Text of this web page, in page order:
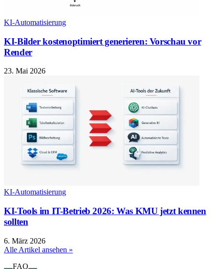
KI-Automatisierung
KI-Bilder kostenoptimiert generieren: Vorschau vor
Render
23. Mai 2026
KI-Automatisierung
KI-Tools im IT-Betrieb 2026: Was KMU jetzt kennen
sollten
6. März 2026
Alle Artikel ansehen »
FAQ